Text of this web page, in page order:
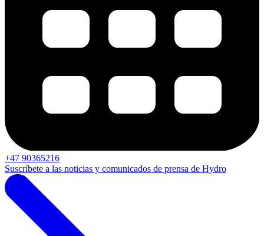
+47 90365216
Suscríbete a las noticias y comunicados de prensa de Hydro